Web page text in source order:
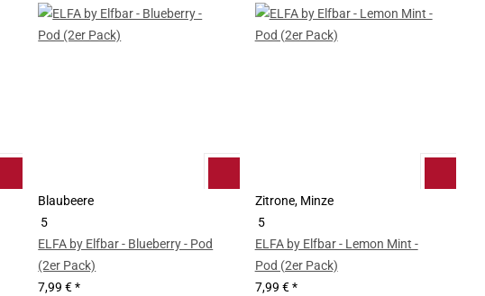
Blaubeere
5
ELFA by Elfbar - Blueberry - Pod
(2er Pack)
7,99 €*
Zitrone, Minze
5
ELFA by Elfbar - Lemon Mint -
Pod (2er Pack)
7,99 €*